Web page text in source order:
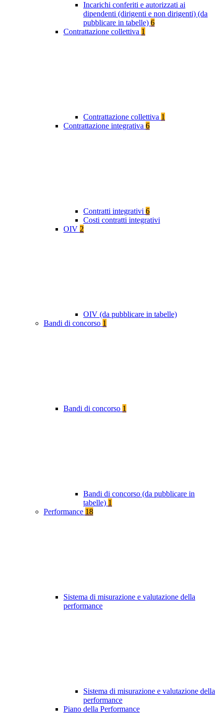
Incarichi conferiti e autorizzati ai
dipendenti (dirigenti e non dirigenti) (da
pubblicare in tabelle) 6
Contrattazione collettiva 1
Contrattazione collettiva 1
Contrattazione integrativa 6
Contratti integrativi 6
Costi contratti integrativi
OIV 2
OIV (da pubblicare in tabelle)
Bandi di concorso 1
Bandi di concorso 1
Bandi di concorso (da pubblicare in
tabelle) 1
Performance 18
Sistema di misurazione e valutazione della
performance
Sistema di misurazione e valutazione della
performance
Piano della Performance